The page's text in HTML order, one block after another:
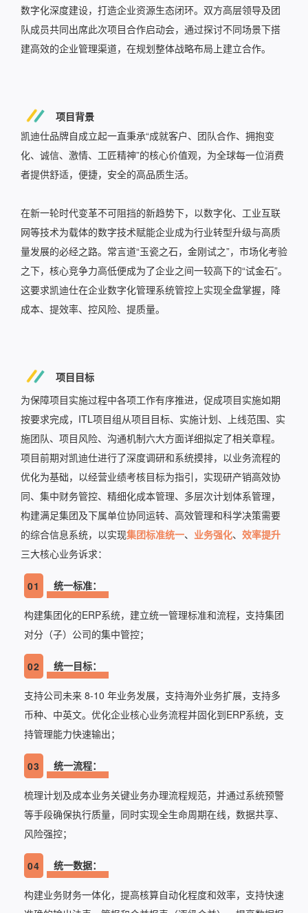
数字化深度建设，打造企业资源生态闭环。双方高层领导及团
队成员共同出席此次项目合作启动会，通过探讨不同场景下搭
建高效的企业管理渠道，在规划整体战略布局上建立合作。
项目背景
凯迪仕品牌自成立起一直秉承“成就客户、团队合作、拥抱变
化、诚信、激情、工匠精神”的核心价值观，为全球每一位消费
者提供舒适，便捷，安全的高品质生活。
在新一轮时代变革不可阻挡的新趋势下，以数字化、工业互联
网等技术为载体的数字技术赋能企业成为行业转型升级与高质
量发展的必经之路。常言道“玉瓷之石，金刚试之”，市场化考验
之下，核心竞争力高低便成为了企业之间一较高下的“试金石”。
这要求凯迪仕在企业数字化管理系统管控上实现全盘掌握，降
成本、提效率、控风险、提质量。
项目目标
为保障项目实施过程中各项工作有序推进，促成项目实施如期
按要求完成，ITL项目组从项目目标、实施计划、上线范围、实
施团队、项目风险、沟通机制六大方面详细拟定了相关章程。
项目前期对凯迪仕进行了深度调研和系统摸排，以业务流程的
优化为基础，以经营业绩考核目标为指引，实现研产销高效协
同、集中财务管控、精细化成本管理、多层次计划体系管理，
构建满足集团及下属单位协同运转、高效管理和科学决策需要
的综合信息系统，以实现集团标准统一、 业务强化、 效率提升
三大核心业务诉求：
01 统一标准：
构建集团化的ERP系统，建立统一管理标准和流程，支持集团
对分（子）公司的集中管控；
02 统一目标：
支持公司未来 8-10 年业务发展，支持海外业务扩展，支持多
币种、中英文。优化企业核心业务流程并固化到ERP系统，支
持管理能力快速输出；
03 统一流程：
梳理计划及成本业务关键业务办理流程规范，并通过系统预警
等手段确保执行质量，同时实现全生命周期在线，数据共享、
风险强控；
04 统一数据：
构建业务财务一体化，提高核算自动化程度和效率，支持快速